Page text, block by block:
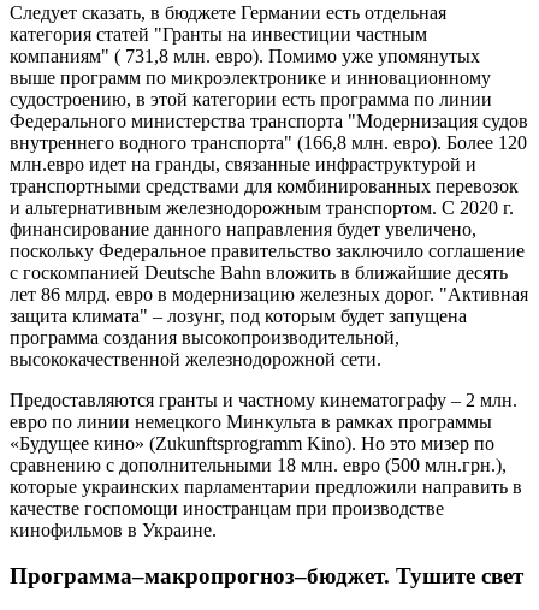
Следует сказать, в бюджете Германии есть отдельная
категория статей "Гранты на инвестиции частным
компаниям" ( 731,8 млн. евро). Помимо уже упомянутых
выше программ по микроэлектронике и инновационному
судостроению, в этой категории есть программа по линии
Федерального министерства транспорта "Модернизация судов
внутреннего водного транспорта" (166,8 млн. евро). Более 120
млн.евро идет на гранды, связанные инфраструктурой и
транспортными средствами для комбинированных перевозок
и альтернативным железнодорожным транспортом. С 2020 г.
финансирование данного направления будет увеличено,
поскольку Федеральное правительство заключило соглашение
с госкомпанией Deutsche Bahn вложить в ближайшие десять
лет 86 млрд. евро в модернизацию железных дорог. "Активная
защита климата" – лозунг, под которым будет запущена
программа создания высокопроизводительной,
высококачественной железнодорожной сети.
Предоставляются гранты и частному кинематографу – 2 млн.
евро по линии немецкого Минкульта в рамках программы
«Будущее кино» (Zukunftsprogramm Kino). Но это мизер по
сравнению с дополнительными 18 млн. евро (500 млн.грн.),
которые украинских парламентарии предложили направить в
качестве госпомощи иностранцам при производстве
кинофильмов в Украине.
Программа–макропрогноз–бюджет. Тушите свет